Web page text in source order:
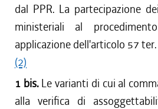
dal PPR. La partecipazione
ministeriali al
applicazione dell'articolo 57 ter.
(2)
1 bis. Le varianti di cui al
alla verifica di